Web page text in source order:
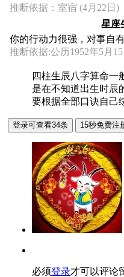
推断依据：室宿 (4月22日)
星座
你的行动力很强，对事自
推断依据:公历1952年5月
四柱生辰八字算命一
是在不知道出生时辰
要根据全部口诀自己
必须登录才可以评论